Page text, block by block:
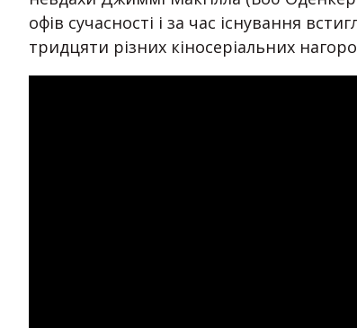
офів сучасності і за час існування
тридцяти різних кіносеріальних